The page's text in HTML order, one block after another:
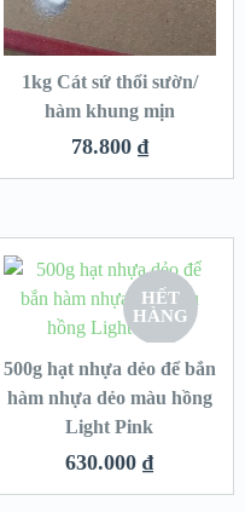
1kg Cát sứ thổi sườn/
hàm khung mịn
78.800 ₫
HẾT
HÀNG
500g hạt nhựa dẻo để bắn
hàm nhựa dẻo màu hồng
Light Pink
630.000₫